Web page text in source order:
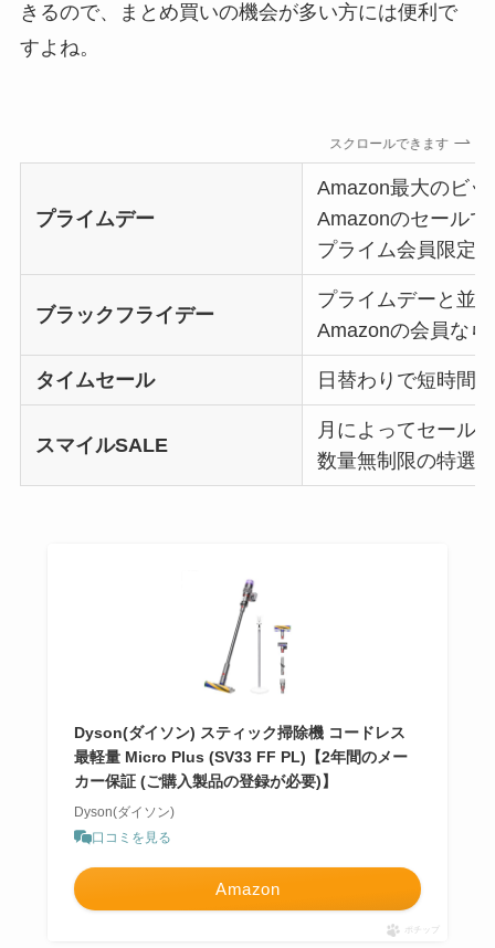
きるので、まとめ買いの機会が多い方には便利で
すよね。
スクロールできます
プライムデー
Amazon最大のビ
Amazonのセール
プライム会員限定
ブラックフライデー
プライムデーと並
Amazonの会員な
タイムセール 日替わりで短時間
スマイルSALE
月によってセール
数量無制限の特選
Dyson(ダイソン) スティック掃除機 コードレス
最軽量 Micro Plus (SV33 FF PL)【2年間のメー
カー保証 (ご購入製品の登録が必要)】
Dyson(ダイソン)
口コミを見る
Amazon
ポチップ